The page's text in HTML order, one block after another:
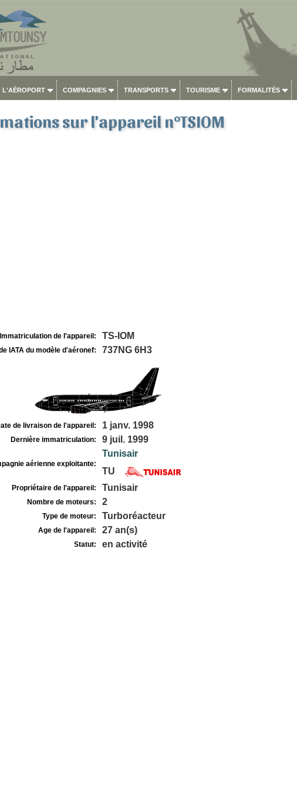
L'AÉROPORT COMPAGNIES TRANSPORTS TOURISME FORMALITÉS
sur l'appareil n°TSIOM
Immatriculation de l'appareil: TS-IOM
IATA du modèle d'aéronef: 737NG 6H3
de livraison de l'appareil: 1 janv. 1998
Dernière immatriculation: 9 juil. 1999
aérienne exploitante:
Tunisair
TU
Propriétaire de l'appareil: Tunisair
Nombre de moteurs: 2
Type de moteur: Turboréacteur
Age de l'appareil: 27 an(s)
Statut: en activité